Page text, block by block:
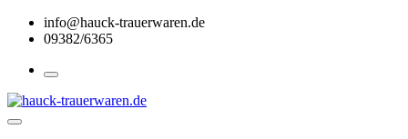
Skip
content
info@hauck-trauerwaren.de
09382/6365